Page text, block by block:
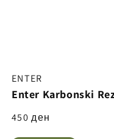
ENTER
Enter Karbonski
Регуларна
450 ден